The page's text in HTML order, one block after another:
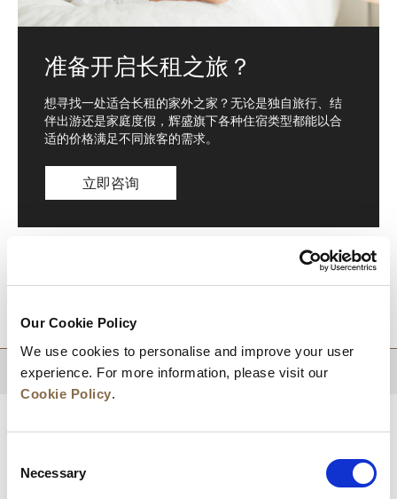
Our Cookie Policy
We use cookies to personalise and improve your user
experience. For more information, please visit our
Cookie Policy.
Selection
Necessary
准备开启长租之旅？
想寻找一处适合长租的家外之家？无论是独自旅行、结
伴出游还是家庭度假，辉盛旗下各种住宿类型都能以合
适的价格满足不同旅客的需求。
立即咨询
目的地